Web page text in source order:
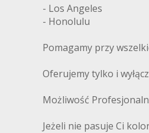
- Los Angeles
- Honolulu
Pomagamy przy
Oferujemy tylko i
Możliwość
Jeżeli nie pasuje Ci